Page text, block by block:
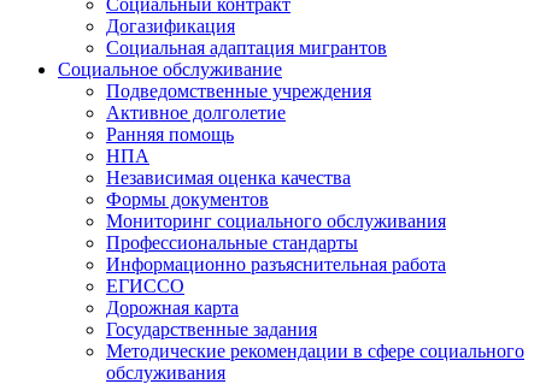
Социальный контракт
Догазификация
Социальная адаптация мигрантов
Социальное обслуживание
Подведомственные учреждения
Активное долголетие
Ранняя помощь
НПА
Независимая оценка качества
Формы документов
Мониторинг социального обслуживания
Профессиональные стандарты
Информационно разъяснительная работа
ЕГИССО
Дорожная карта
Государственные задания
Методические рекомендации в сфере социального
обслуживания